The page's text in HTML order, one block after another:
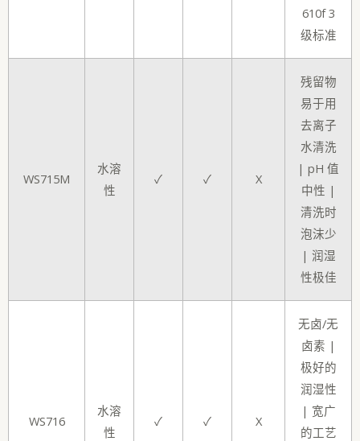
610f 3
级标准
WS715M
水溶
性
✓ ✓ X
残留物
易于用
去离子
水清洗
| pH 值
中性 |
清洗时
泡沫少
| 润湿
性极佳
WS716
水溶
性
✓ ✓ X
无卤/无
卤素 |
极好的
润湿性
| 宽广
的工艺